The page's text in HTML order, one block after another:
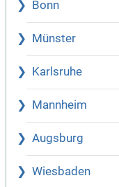
Bonn
Münster
Karlsruhe
Mannheim
Augsburg
Wiesbaden